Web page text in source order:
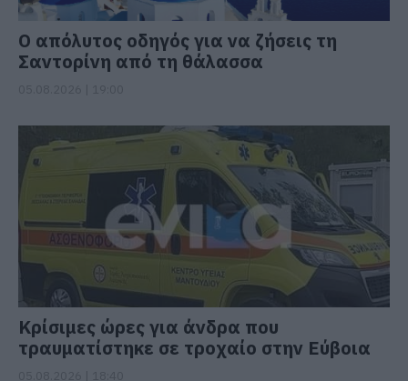
Ο απόλυτος οδηγός για να ζήσεις τη
Σαντορίνη από τη θάλασσα
Κρίσιμες ώρες για άνδρα που
τραυματίστηκε σε τροχαίο στην Εύβοια